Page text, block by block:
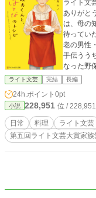
ライト文
ありがとうございま
は、母の
待ってい
老の男性
手伝うう
なった野
かりが書
ている。
う？」 これは謎でもミステリーでもない、ほんのちょっとし
た”はてな
物語。 ※こちらの作品はエブリスタの方でも公開しておりま
す。
ライト文芸 完結 長編
24h.ポイント 0pt
小説 228,951 位 /
日常 料理 ライト文芸
第五回ライト文芸大賞家族